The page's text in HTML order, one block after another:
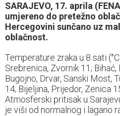
SARAJEVO, 17. aprila
umjereno do pretežno
Hercegovini sunčano uz
oblačnost.
Temperature zraka u 8 sati
Srebrenica, Zvornik 11; Bihać,
Bugojno, Drvar, Sanski Most,
14; Bijeljina, Prijedor, Zenica
Atmosferski pritisak u
je viši od normalnog i lagano